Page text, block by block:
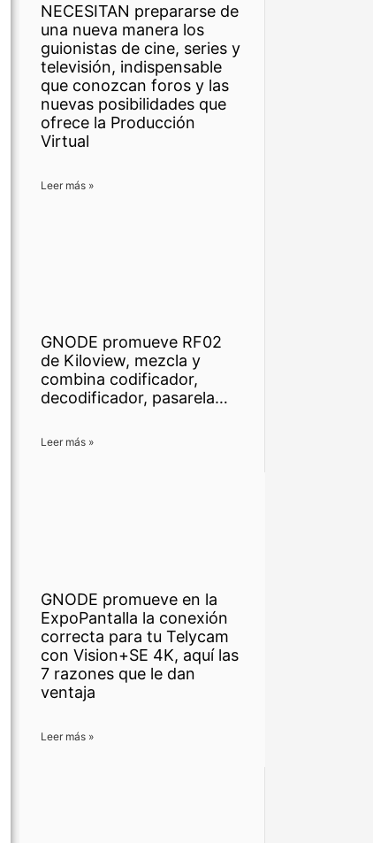
NECESITAN prepararse de
una nueva manera los
guionistas de cine, series y
televisión, indispensable
que conozcan foros y las
nuevas posibilidades que
ofrece la Producción
Virtual
Leer más »
GNODE promueve RF02
de Kiloview, mezcla y
combina codificador,
decodificador, pasarela…
Leer más »
GNODE promueve en la
ExpoPantalla la conexión
correcta para tu Telycam
con Vision+SE 4K, aquí las
7 razones que le dan
ventaja
Leer más »